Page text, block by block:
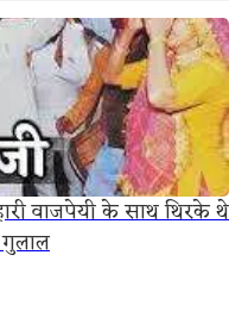
वाजपेयी के साथ थिरके थे